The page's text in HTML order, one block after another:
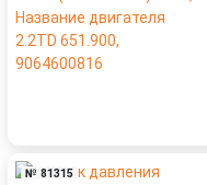
№ 81315